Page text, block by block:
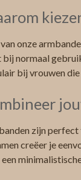
onze
normaal
bij vrouwen
zijn perfect
creëer je